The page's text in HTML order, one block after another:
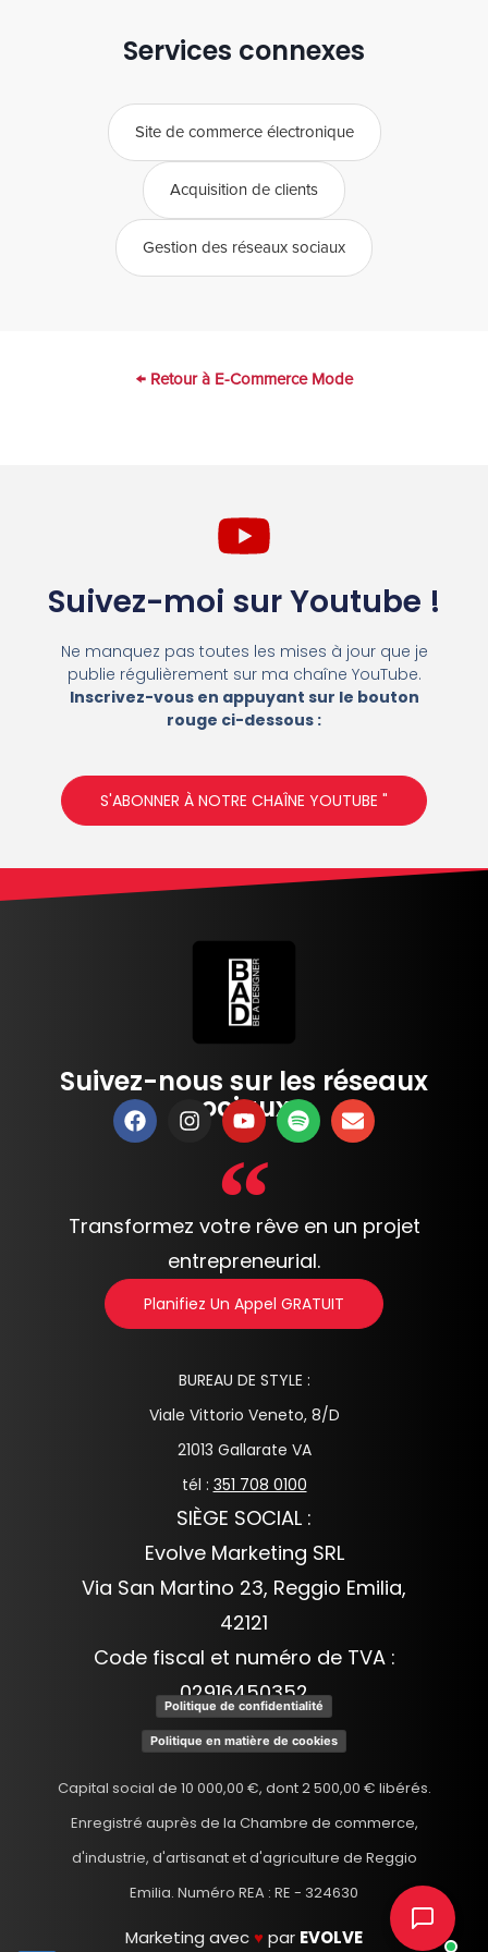
votre charge mais minimes.
Services connexes
Site de commerce électronique
Acquisition de clients
Gestion des réseaux sociaux
← Retour à E-Commerce Mode
Suivez-moi sur Youtube !
Ne manquez pas toutes les mises à jour que je
publie régulièrement sur ma chaîne YouTube.
Inscrivez-vous en appuyant sur le bouton
rouge ci-dessous :
S'ABONNER À NOTRE CHAÎNE YOUTUBE "
Suivez-nous sur les réseaux
sociaux :
Transformez votre rêve en un projet
entrepreneurial.
Planifiez Un Appel GRATUIT
BUREAU DE STYLE :
Viale Vittorio Veneto, 8/D
21013 Gallarate VA
tél : 351 708 0100
SIÈGE SOCIAL :
Evolve Marketing SRL
Via San Martino 23, Reggio Emilia,
42121
Code fiscal et numéro de TVA :
02916450352
Politique de confidentialité
Politique en matière de cookies
Capital social de 10 000,00 €, dont 2 500,00 € libérés.
Enregistré auprès de la Chambre de commerce,
d'industrie, d'artisanat et d'agriculture de Reggio
Emilia. Numéro REA : RE - 324630
Marketing avec♥ par EVOLVE